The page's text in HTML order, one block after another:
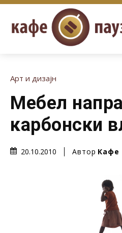
Арт и дизајн
Мебел
карбонски
20.10.2010 Автор Кафе